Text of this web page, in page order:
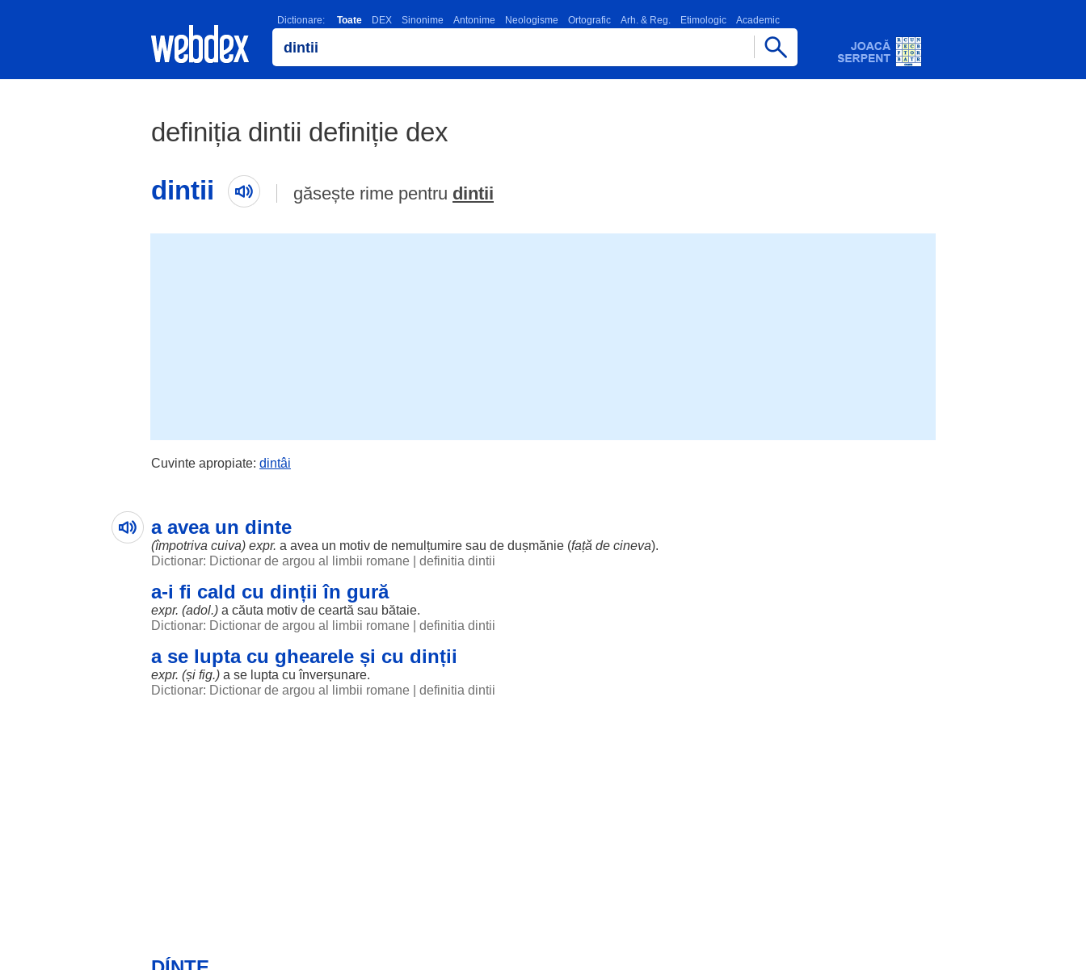
Dictionare: Toate DEX Sinonime Antonime Neologisme Ortografic Arh. & Reg. Etimologic Academic
definiția dintii definiție dex
dintii
găsește rime pentru dintii
Cuvinte apropiate: dintâi
a avea un dinte
(împotriva cuiva) expr. a avea un motiv de nemulțumire sau de dușmănie (față de cineva).
Dictionar: Dictionar de argou al limbii romane
definitia dintii
a-i fi cald cu dinții în gură
expr. (adol.) a căuta motiv de ceartă sau bătaie.
Dictionar: Dictionar de argou al limbii romane
definitia dintii
a se lupta cu ghearele și cu dinții
expr. (și fig.) a se lupta cuînverșunare.
Dictionar: Dictionar de argou al limbii romane
definitia dintii